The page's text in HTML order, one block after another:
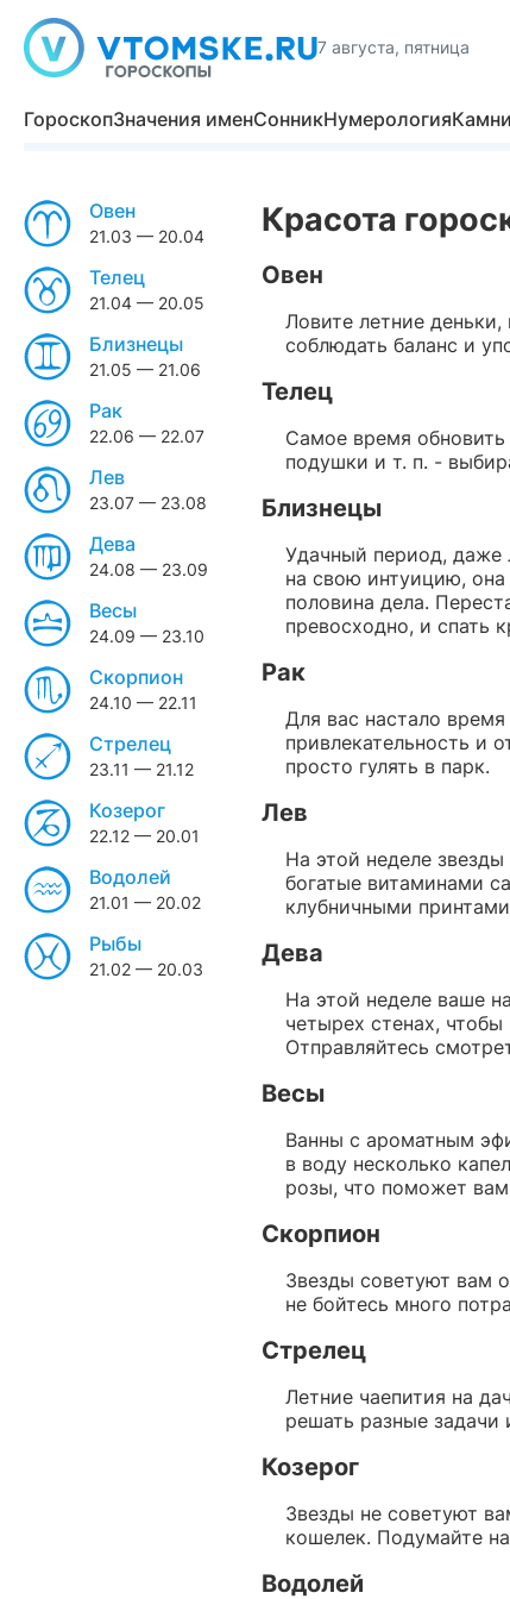
7 августа, пятница
ГороскопЗначения именСонникНумерологияКамни
Овен
21.03 — 20.04
Телец
21.04 — 20.05
Близнецы
21.05 — 21.06
Рак
22.06 — 22.07
Лев
23.07 — 23.08
Дева
24.08 — 23.09
Весы
24.09 — 23.10
Скорпион
24.10 — 22.11
Стрелец
23.11 — 21.12
Козерог
22.12 — 20.01
Водолей
21.01 — 20.02
Рыбы
21.02 — 20.03
Красота
Овен
Ловите летние
соблюдать баланс и
Телец
Самое время обновить
подушки и т. п. -
Близнецы
Удачный период, даже
на свою интуицию,
половина дела.
превосходно, и спать
Рак
Для вас настало
привлекательность и
просто гулять в парк.
Лев
На этой неделе
богатые витаминами
клубничными
Дева
На этой неделе ваше
четырех стенах,
Отправляйтесь
Весы
Ванны с ароматным
в воду несколько
розы, что поможет вам
Скорпион
Звезды советуют вам
не бойтесь много
Стрелец
Летние чаепития на
решать разные задачи
Козерог
Звезды не советуют
кошелек. Подумайте
Водолей